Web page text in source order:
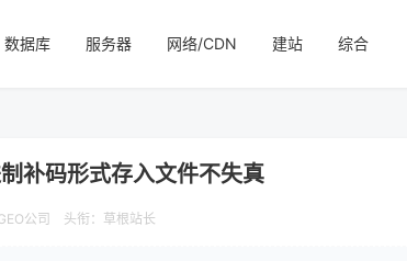
数据库 服务器 网络/CDN 建站 综合
补码形式存入文件不失真
公司 头衔：草根站长